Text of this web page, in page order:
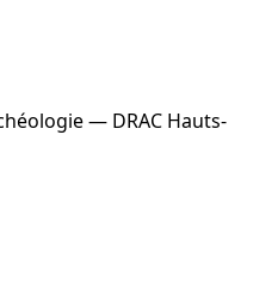
— DRAC Hauts-